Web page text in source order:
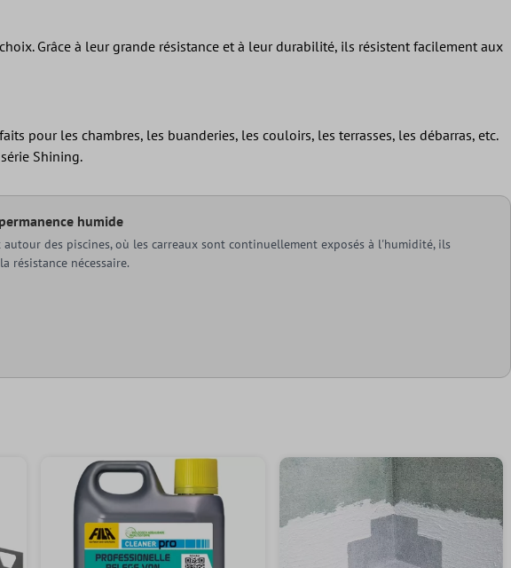
Grâce à leur grande résistance et à leur durabilité, ils résistent facilement aux
pour les chambres, les buanderies, les couloirs, les terrasses, les débarras, etc.
Shining.
humide
autour des piscines, où les carreaux sont continuellement exposés à l'humidité, ils
résistance nécessaire.